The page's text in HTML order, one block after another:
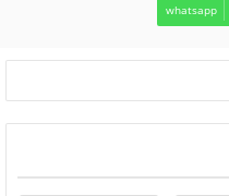
whatsapp